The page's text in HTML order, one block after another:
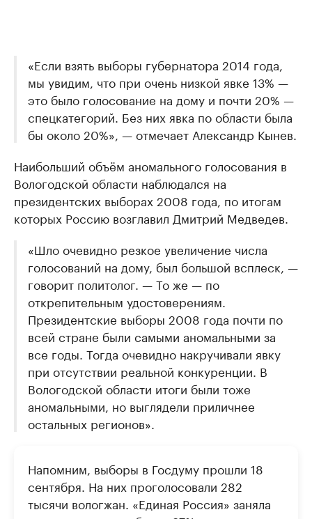
«Если взять выборы губернатора 2014 года,
мы увидим, что при очень низкой явке 13% —
это было голосование на дому и почти 20% —
спецкатегорий. Без них явка по области была
бы около 20%», — отмечает Александр Кынев.
Наибольший объём аномального голосования в
Вологодской области наблюдался на
президентских выборах 2008 года, по итогам
которых Россию возглавил Дмитрий Медведев.
«Шло очевидно резкое увеличение числа
голосований на дому, был большой всплеск, —
говорит политолог. — То же — по
открепительным удостоверениям.
Президентские выборы 2008 года почти по
всей стране были самыми аномальными за
все годы. Тогда очевидно накручивали явку
при отсутствии реальной конкуренции. В
Вологодской области итоги были тоже
аномальными, но выглядели приличнее
остальных регионов».
Напомним, выборы в Госдуму прошли 18
сентября. На них проголосовали 282
тысячи вологжан. «Единая Россия» заняла